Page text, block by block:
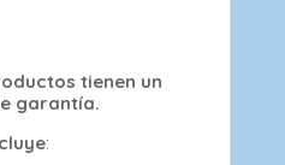
tienen un
garantía.
: